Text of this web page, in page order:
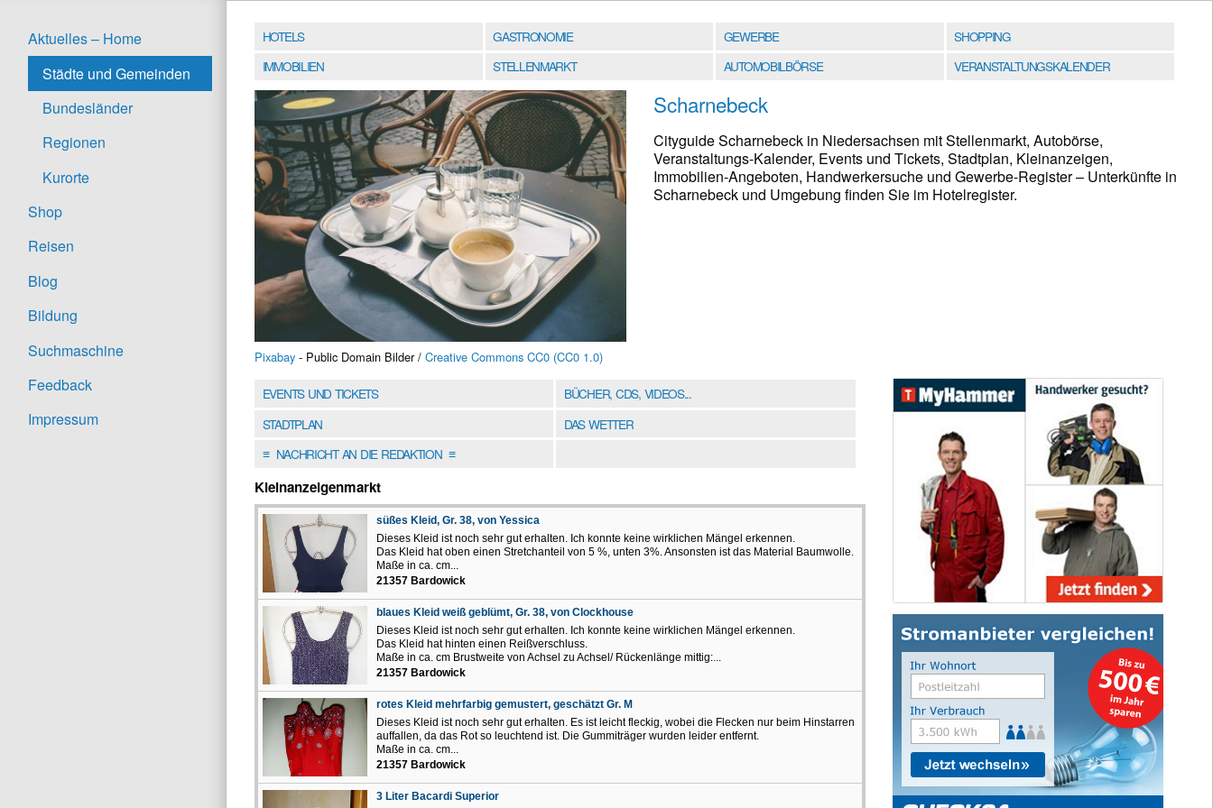
Aktuelles – Home
Städte und Gemeinden
Bundesländer
Regionen
Kurorte
Shop
Reisen
Blog
Bildung
Suchmaschine
Feedback
Impressum
HOTELS GASTRONOMIE GEWERBE
SHOPPING
IMMOBILIEN
STELLENMARKT AUTOMOBILBÖRSE VERANSTALTUNGSKALENDER
Pixabay - Public Domain Bilder / Creative Commons CC0 (CC0 1.0)
Scharnebeck
Cityguide Scharnebeck in Niedersachsen mit Stellenmarkt, Autobörse,
Veranstaltungs-Kalender, Events und Tickets, Stadtplan, Kleinanzeigen,
Immobilien-Angeboten, Handwerkersuche und Gewerbe-Register – Unterkünfte in
Scharnebeck und Umgebung finden Sie im Hotelregister.
EVENTS UND TICKETS
BÜCHER, CDS, VIDEOS...
STADTPLAN
DAS WETTER
≡NACHRICHT AN DIE REDAKTION≡
Kleinanzeigenmarkt
süßes Kleid, Gr. 38, von Yessica
Dieses Kleid ist noch sehr gut erhalten. Ich konnte keine wirklichen Mängel erkennen.
Das Kleid hat oben einen Stretchanteil von 5 %, unten 3%. Ansonsten ist das Material Baumwolle.
Maße in ca. cm...
21357 Bardowick
blaues Kleid weiß geblümt, Gr. 38, von Clockhouse
Dieses Kleid ist noch sehr gut erhalten. Ich konnte keine wirklichen Mängel erkennen.
Das Kleid hat hinten einen Reißverschluss.
Maße in ca. cm Brustweite von Achsel zu Achsel/ Rückenlänge mittig:...
21357 Bardowick
rotes Kleid mehrfarbig gemustert, geschätzt Gr. M
Dieses Kleid ist noch sehr gut erhalten. Es ist leicht fleckig, wobei die Flecken nur beim Hinstarren
auffallen, da das Rot so leuchtend ist. Die Gummiträger wurden leider entfernt.
Maße in ca. cm...
21357 Bardowick
3 Liter Bacardi Superior